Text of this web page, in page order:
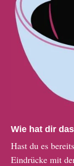
Wie hat dir
Hast du es
Eindrücke mit